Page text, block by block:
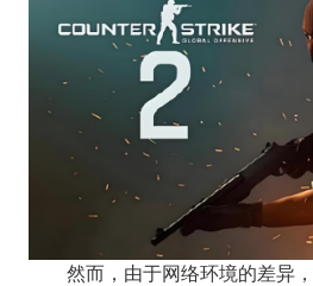
然而，由于网络环境的差异